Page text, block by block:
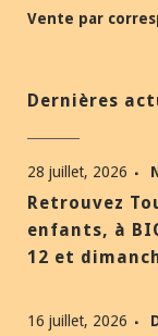
Vente par
Dernières
28 juillet, 2026
Retrouvez
enfants, à
12 et
16 juillet, 2026